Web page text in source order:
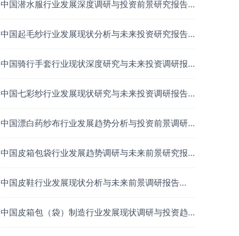
中国潜水服行业发展深度调研与投资前景研究报告
中国起毛纱行业发展现状分析与未来投资研究报告
中国骑行手套行业现状深度研究与未来投资调研报
中国七彩纱行业发展现状研究与未来投资调研报告
中国漂白药纱布行业发展趋势分析与投资前景调研
中国皮箱包袋行业发展趋势调研与未来前景研究报
中国皮鞋行业发展现状分析与未来前景调研报告
中国皮箱包（袋）制造行业发展现状调研与投资趋